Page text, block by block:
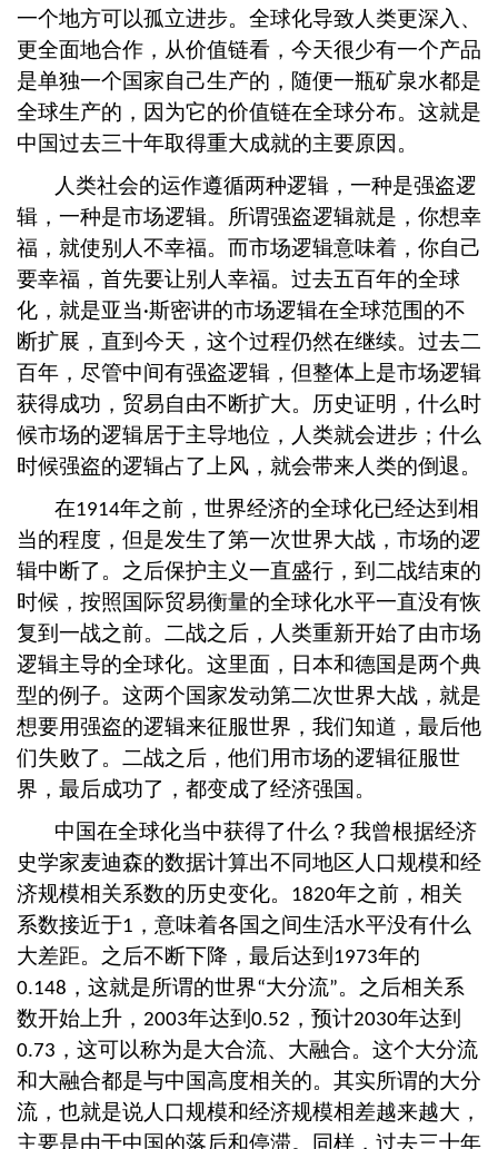
一个地方可以孤立进步。全球化导致人类更深入、
更全面地合作，从价值链看，今天很少有一个产品
是单独一个国家自己生产的，随便一瓶矿泉水都是
全球生产的，因为它的价值链在全球分布。这就是
中国过去三十年取得重大成就的主要原因。
人类社会的运作遵循两种逻辑，一种是强盗逻
辑，一种是市场逻辑。所谓强盗逻辑就是，你想幸
福，就使别人不幸福。而市场逻辑意味着，你自己
要幸福，首先要让别人幸福。过去五百年的全球
化，就是亚当·斯密讲的市场逻辑在全球范围的不
断扩展，直到今天，这个过程仍然在继续。过去二
百年，尽管中间有强盗逻辑，但整体上是市场逻辑
获得成功，贸易自由不断扩大。历史证明，什么时
候市场的逻辑居于主导地位，人类就会进步；什么
时候强盗的逻辑占了上风，就会带来人类的倒退。
在1914年之前，世界经济的全球化已经达到相
当的程度，但是发生了第一次世界大战，市场的逻
辑中断了。之后保护主义一直盛行，到二战结束的
时候，按照国际贸易衡量的全球化水平一直没有恢
复到一战之前。二战之后，人类重新开始了由市场
逻辑主导的全球化。这里面，日本和德国是两个典
型的例子。这两个国家发动第二次世界大战，就是
想要用强盗的逻辑来征服世界，我们知道，最后他
们失败了。二战之后，他们用市场的逻辑征服世
界，最后成功了，都变成了经济强国。
中国在全球化当中获得了什么？我曾根据经济
史学家麦迪森的数据计算出不同地区人口规模和经
济规模相关系数的历史变化。
1820年之前，相关
系数接近于1 ，意味着各国之间生活水平没有什么
大差距。之后不断下降，最后达到 1973年的
0.148 ，这就是所谓的世界“大分流”。之后相关系
数开始上升， 2003年达到 0.52 ，预计2030年达到
0.73 ，这可以称为是大合流、大融合。这个大分流
和大融合都是与中国高度相关的。其实所谓的大分
流，也就是说人口规模和经济规模相差越来越大，
主要是由于中国的落后和停滞。同样，过去三十年